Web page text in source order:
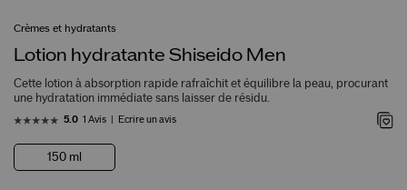
Crèmes et hydratants
Lotion hydratante Shiseido Men
Cette lotion à absorption rapide rafraîchit et équilibre la peau, procurant
une hydratation immédiate sans laisser de résidu.
5.0 1 Avis Écrire un avis
150 ml